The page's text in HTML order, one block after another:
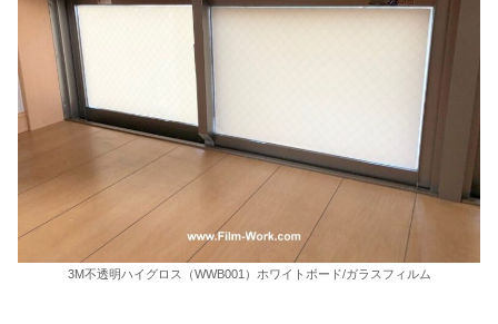
3M不透明ハイグロス（WWB001）ホワイトボード/ガラスフィルム